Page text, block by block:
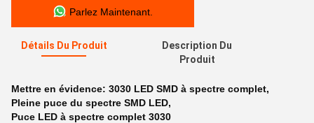
Parlez Maintenant.
Détails Du Produit
Description Du
Produit
Mettre en évidence: 3030 LED SMD à spectre complet,
Pleine puce du spectre SMD LED,
Puce LED à spectre complet 3030